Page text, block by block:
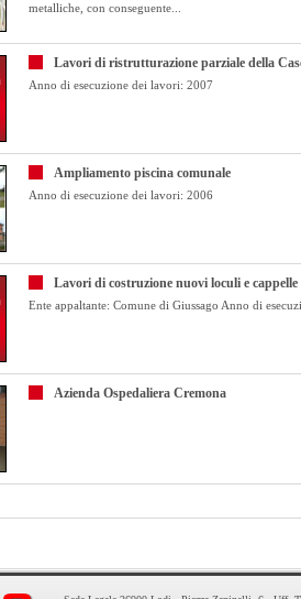
metalliche, con conseguente...
Lavori di ristrutturazione parziale della
Anno di esecuzione dei lavori: 2007
Ampliamento piscina comunale
Anno di esecuzione dei lavori: 2006
Lavori di costruzione nuovi loculi e
Ente appaltante: Comune di Giussago Anno di
Azienda Ospedaliera Cremona